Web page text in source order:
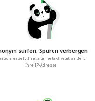
surfen, Spuren verbergen
Ihre Internetaktivität, ändert
Ihre IP-Adresse